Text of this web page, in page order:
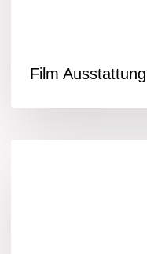
Film Ausstattung